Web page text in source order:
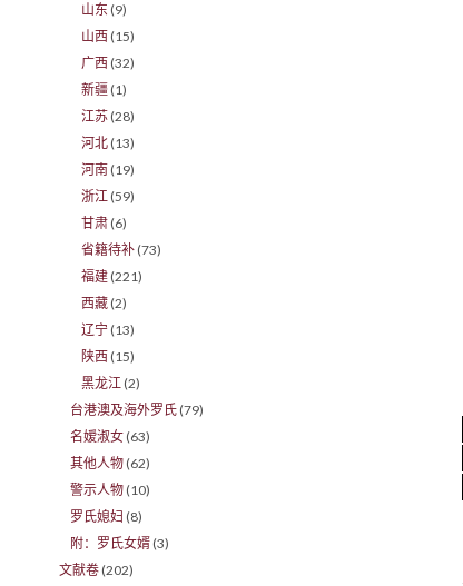
山东 (9)
山西 (15)
广西 (32)
新疆 (1)
江苏 (28)
河北 (13)
河南 (19)
浙江 (59)
甘肃 (6)
省籍待补 (73)
福建 (221)
西藏 (2)
辽宁 (13)
陕西 (15)
黑龙江 (2)
台港澳及海外罗氏 (79)
名嫒淑女 (63)
其他人物 (62)
警示人物 (10)
罗氏媳妇 (8)
附：罗氏女婿 (3)
文献卷 (202)